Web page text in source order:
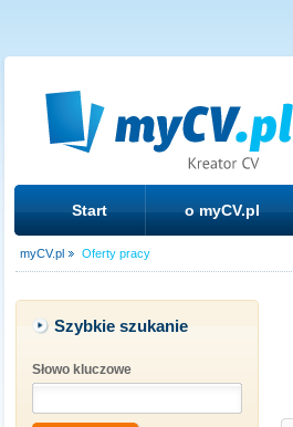
Start o myCV.pl
myCV.pl Oferty pracy
Szybkie szukanie
Słowo kluczowe